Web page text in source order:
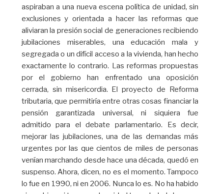
aspiraban a una nueva escena política de unidad, sin
exclusiones y orientada a hacer las reformas que
aliviaran la presión social de generaciones recibiendo
jubilaciones miserables, una educación mala y
segregada o un difícil acceso a la vivienda, han hecho
exactamente lo contrario. Las reformas propuestas
por el gobierno han enfrentado una oposición
cerrada, sin misericordia. El proyecto de Reforma
tributaria, que permitiría entre otras cosas financiar la
pensión garantizada universal, ni siquiera fue
admitido para el debate parlamentario. Es decir,
mejorar las jubilaciones, una de las demandas más
urgentes por las que cientos de miles de personas
venían marchando desde hace una década, quedó en
suspenso. Ahora, dicen, no es el momento. Tampoco
lo fue en 1990, ni en 2006. Nunca lo es. No ha habido